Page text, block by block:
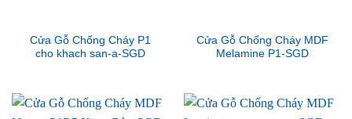
Cửa Gỗ Chống Cháy P1
cho khach san-a-SGD
Cửa Gỗ Chống Cháy MDF
Melamine P1-SGD